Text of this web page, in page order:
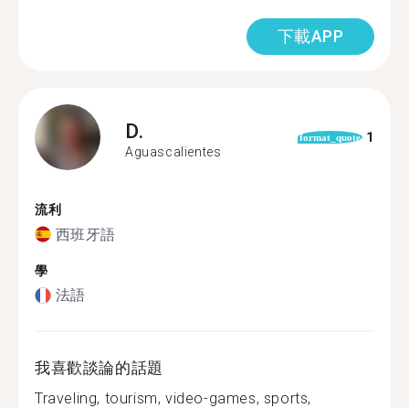
下載APP
D.
Aguascalientes
format_quote 1
流利
西班牙語
學
法語
我喜歡談論的話題
Traveling, tourism, video-games, sports,